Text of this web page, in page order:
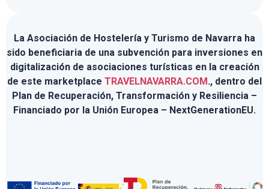
La Asociación de Hostelería y Turismo de Navarra ha
sido beneficiaria de una subvención para inversiones en
digitalización de asociaciones turísticas en la creación
de este marketplace TRAVELNAVARRA.COM ., dentro del
Plan de Recuperación, Transformación y Resiliencia –
Financiado por la Unión Europea – NextGenerationEU.